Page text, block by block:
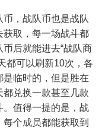
，战队币也是战队
获取，每一场战斗都
后就能进去“战队商
都可以刷新10次，各
临时的，但是胜在
兑换一款甚至几款
。值得一提的是，战
个成员都能获取到